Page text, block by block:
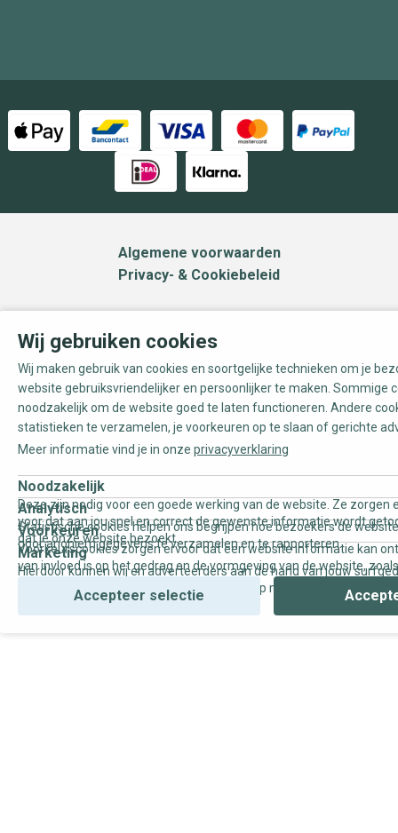
Algemene voorwaarden
Privacy- & Cookiebeleid
Wij gebruiken cookies
Wij maken gebruik van cookies en soortgelijke technieken om je
website gebruiksvriendelijker en persoonlijker te maken. Sommige
noodzakelijk om de website goed te laten functioneren. Andere
statistieken te verzamelen, je voorkeuren op te slaan of gerichte
Meer informatie vind je in onze privacyverklaring
Noodzakelijk
Deze zijn nodig voor een goede werking van de website. Ze zorgen
voor dat aan jou snel en correct de gewenste informatie wordt
dat je onze website bezoekt.
Analytisch
Statistische cookies helpen ons begrijpen hoe bezoekers de
door anoniem gegevens te verzamelen en te rapporteren.
Voorkeuren
Voorkeurscookies zorgen ervoor dat een website informatie kan
van invloed is op het gedrag en de vormgeving van de website,
Marketing
Hierdoor kunnen wij en adverteerders aan de hand van jouw
gepersonaliseerde online advertenties en op maat gemaakte
Accepteer selectie